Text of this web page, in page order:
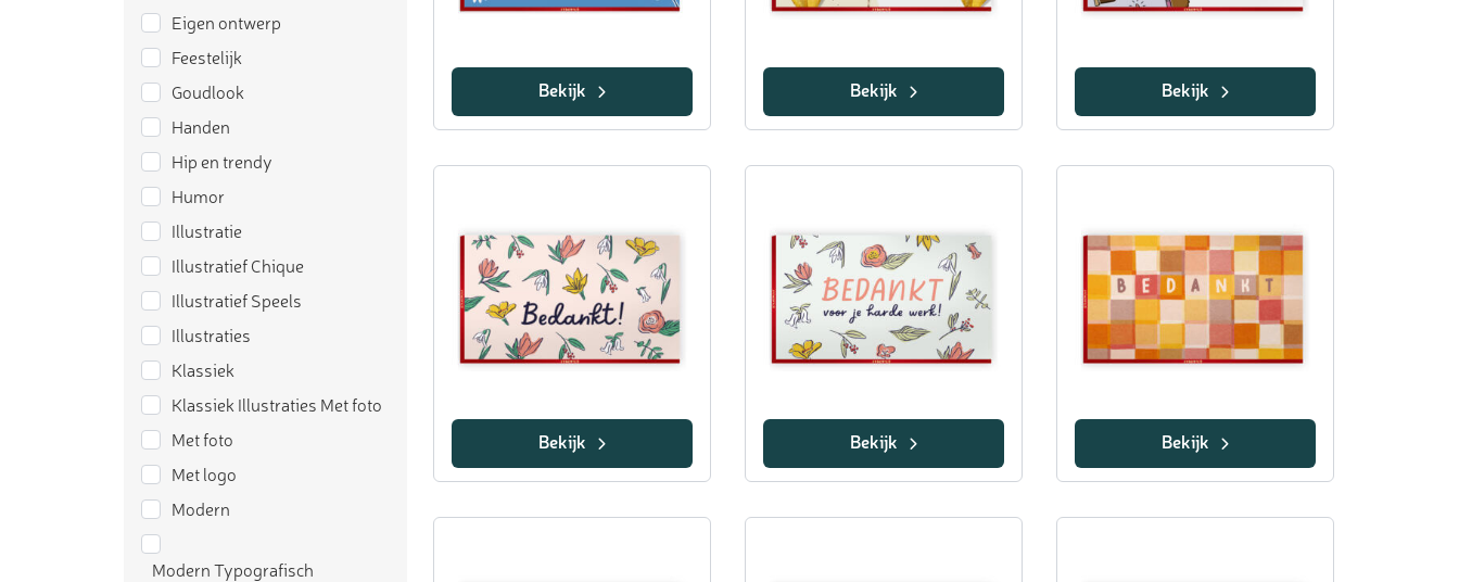
Eigen ontwerp
Feestelijk
Goudlook
Handen
Hip en trendy
Humor
Illustratie
Illustratief Chique
Illustratief Speels
Illustraties
Klassiek
Klassiek Illustraties Met foto
Met foto
Met logo
Modern
Modern Typografisch
Bekijk Bekijk Bekijk
Bekijk Bekijk Bekijk